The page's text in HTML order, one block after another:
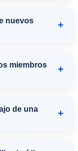
por correo
cada
gestión
su
nuevos
+
un ticket
miembros
+
notifica
de una
+
un tablero